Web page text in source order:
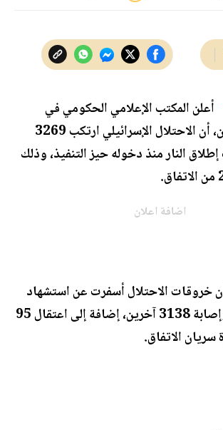
أعلن المكتب الإعلامي الحكومي في
قطاع غزة، الاثنين، أن الاحتلال الإسرائيلي ارتكب 3269
النار منذ دخوله حيز التنفيذ، وذلك
اضافة اعلان
خروقات الاحتلال أسفرت عن استشهاد
992 فلسطينيا وإصابة 3138 آخرين، إضافة إلى اعتقال 95
الاتفاق.